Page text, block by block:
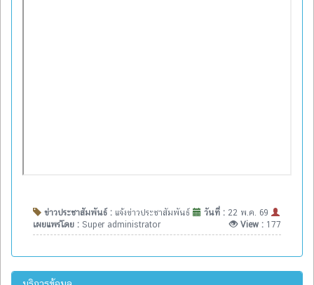
ข่าวประชาสัมพันธ์ : แจ้งข่าวประชาสัมพันธ์ วันที่ : 22 พ.ค. 69
เผยแพร่โดย : Super administrator View : 177